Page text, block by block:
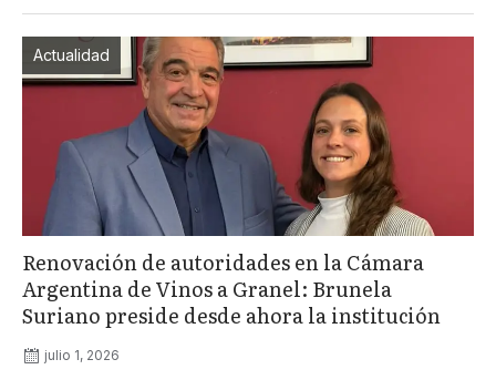
Actualidad
Renovación de autoridades en la Cámara
Argentina de Vinos a Granel: Brunela
Suriano preside desde ahora la institución
julio 1, 2026